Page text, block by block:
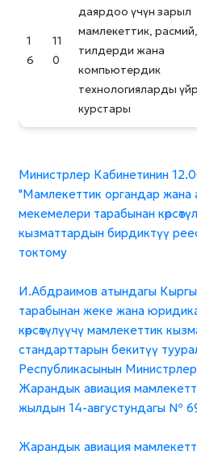
1
6
11
0
даярдоо үчүн зарыл
мамлекеттик,
тилдерди жана
компьютердик
технологияларды
курстары
Министрлер Кабинетинин
"Мамлекеттик органдар жана
мекемелери тарабынан
кызматтардын бирдиктүү
токтому
И.Абдраимов атындагы
тарабынан жеке жана
көрсөтүлүүчү мамлекеттик
стандарттарын бекитүү
Республикасынын
Жарандык авиация
жылдын 14-августундагы №
Жарандык авиация